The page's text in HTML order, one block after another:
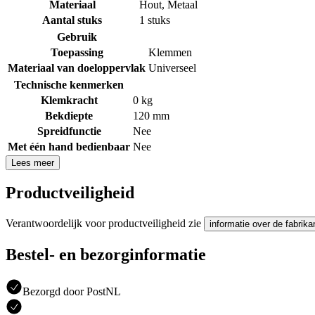
Materiaal Hout, Metaal
Aantal stuks
1 stuks
Gebruik
Toepassing
Klemmen
Materiaal van doeloppervlak Universeel
Technische kenmerken
Klemkracht
0 kg
Bekdiepte
120 mm
Spreidfunctie
Nee
Met één hand bedienbaar Nee
Lees meer
Productveiligheid
Verantwoordelijk voor productveiligheid zie informatie over de
Bestel- en bezorginformatie
Bezorgd door PostNL